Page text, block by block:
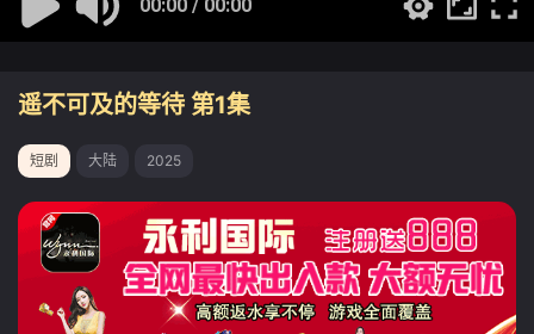
00:00 / 00:00
遥不可及的等待 第1集
短剧 大陆 2025